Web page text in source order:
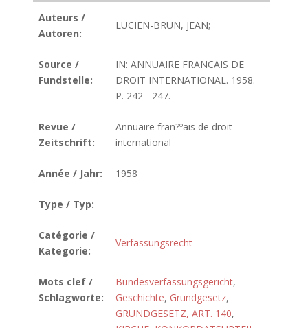
Auteurs /
Autoren:
LUCIEN-BRUN, JEAN;
Source /
Fundstelle:
IN: ANNUAIRE FRANCAIS DE
DROIT INTERNATIONAL. 1958.
P. 242 - 247.
Revue /
Zeitschrift:
Annuaire fran?ºais de droit
international
Année / Jahr: 1958
Type / Typ:
Catégorie /
Kategorie:
Verfassungsrecht
Mots clef /
Schlagworte:
Bundesverfassungsgericht,
Geschichte, Grundgesetz,
GRUNDGESETZ, ART. 140,